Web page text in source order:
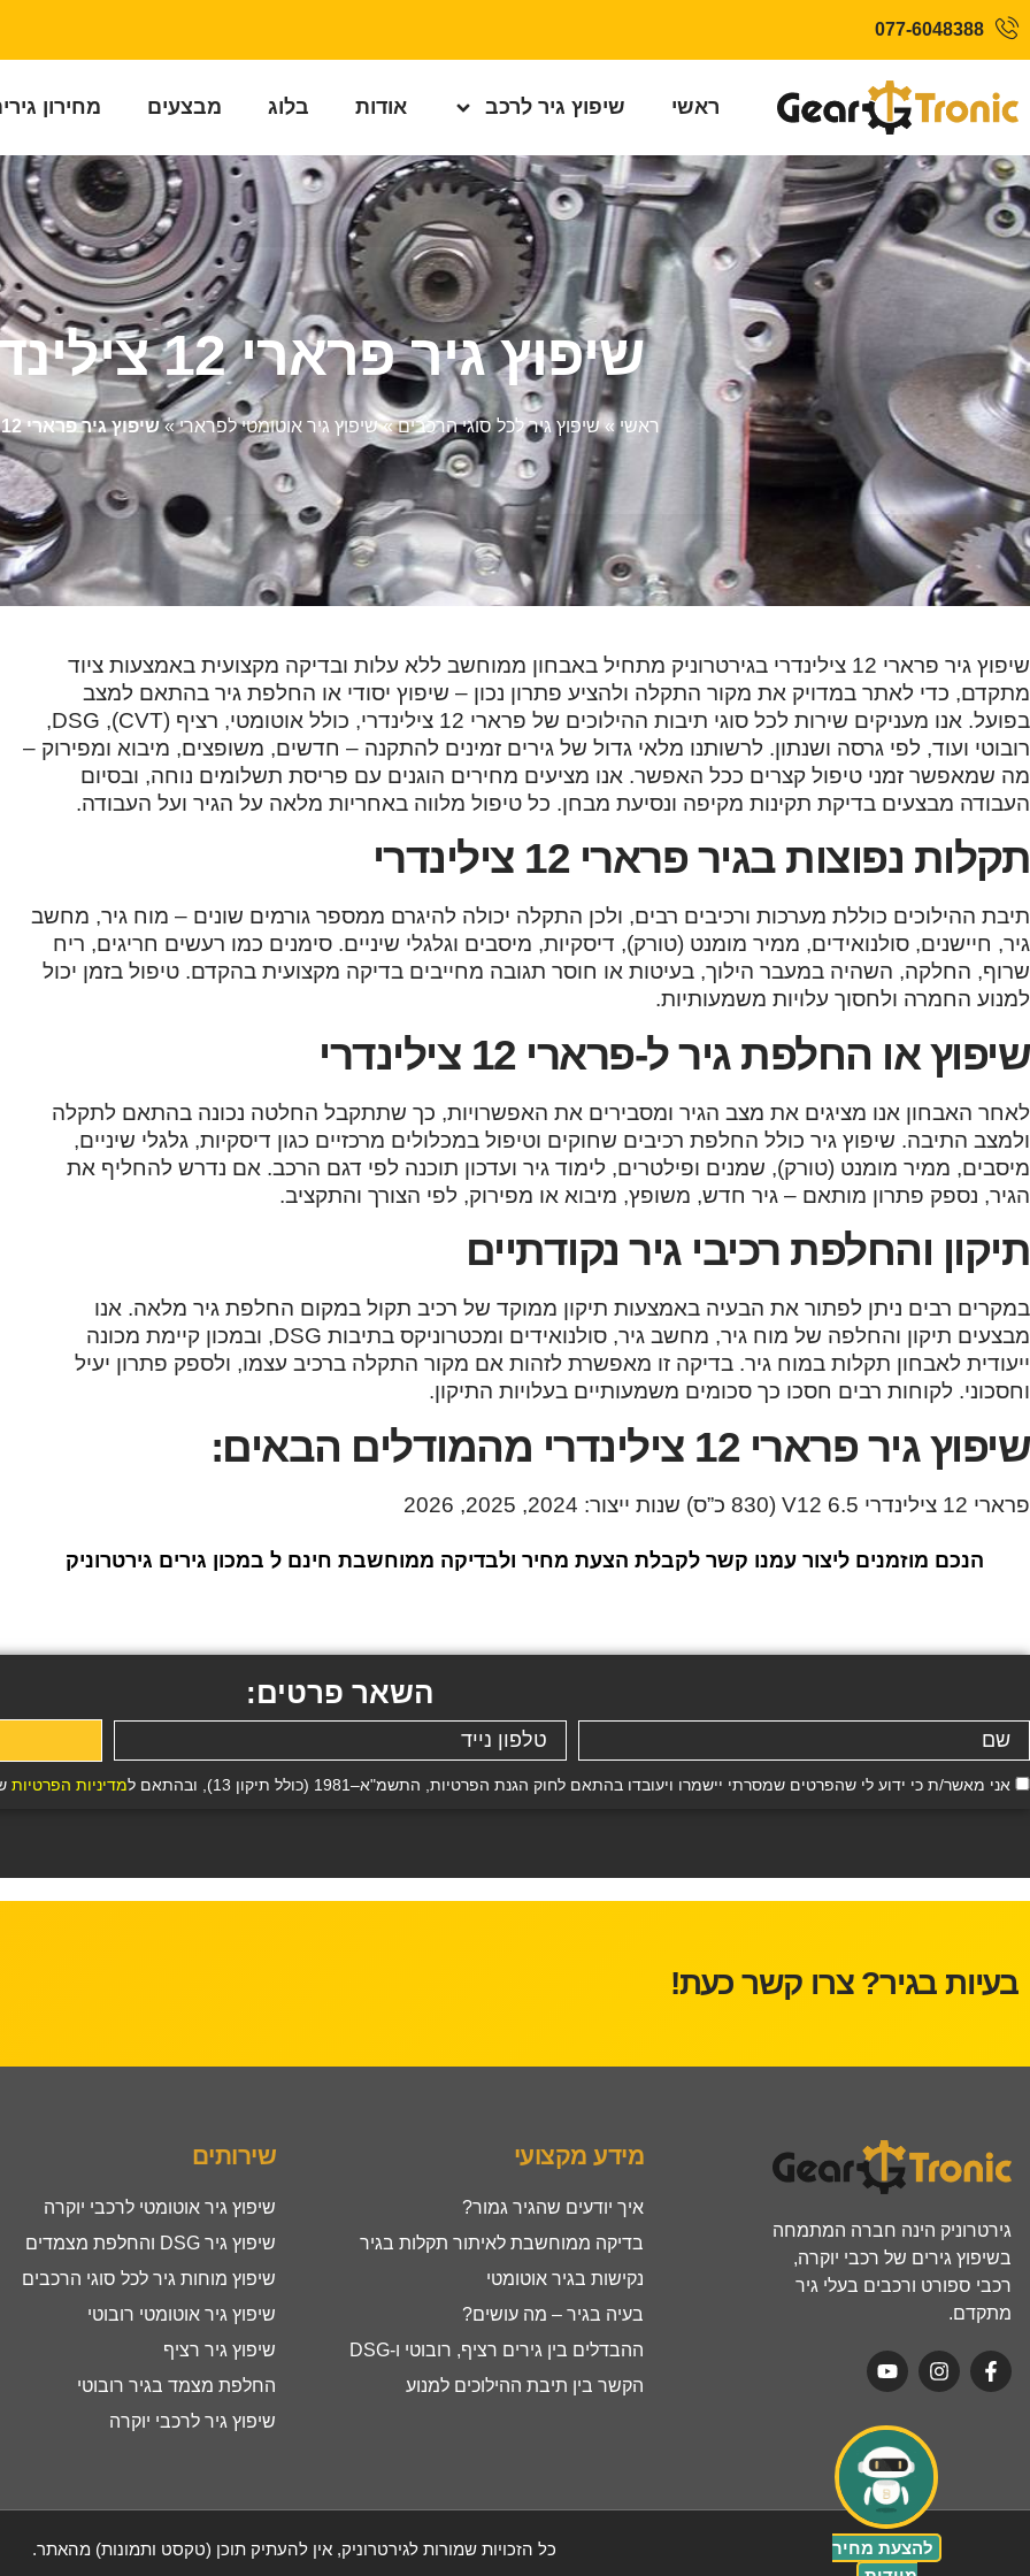
077-6048388
ראשי שיפוץ גיר לרכב אודות בלוג מבצעים מחירון
שיפוץ גיר פרארי 12 צילינדרי
ראשי »שיפוץ גיר לכל סוגי הרכבים»שיפוץ גיר אוטומטי לפרארי»שיפוץ גיר פרארי 12 צילינדרי
שיפוץ גיר פרארי 12 צילינדרי בגירטרוניק מתחיל באבחון ממוחשב ללא עלות ובדיקה מקצועית באמצעות ציוד
מתקדם, כדי לאתר במדויק את מקור התקלה ולהציע פתרון נכון – שיפוץ יסודי או החלפת גיר בהתאם למצב
בפועל. אנו מעניקים שירות לכל סוגי תיבות ההילוכים של פרארי 12 צילינדרי, כולל אוטומטי, רציף (CVT), DSG,
רובוטי ועוד, לפי גרסה ושנתון. לרשותנו מלאי גדול של גירים זמינים להתקנה – חדשים, משופצים, מיבוא ומפירוק –
מה שמאפשר זמני טיפול קצרים ככל האפשר. אנו מציעים מחירים הוגנים עם פריסת תשלומים נוחה, ובסיום
העבודה מבצעים בדיקת תקינות מקיפה ונסיעת מבחן. כל טיפול מלווה באחריות מלאה על הגיר ועל העבודה.
תקלות נפוצות בגיר פרארי 12 צילינדרי
תיבת ההילוכים כוללת מערכות ורכיבים רבים, ולכן התקלה יכולה להיגרם ממספר גורמים שונים – מוח גיר, מחשב
גיר, חיישנים, סולנואידים, ממיר מומנט (טורק), דיסקיות, מיסבים וגלגלי שיניים. סימנים כמו רעשים חריגים, ריח
שרוף, החלקה, השהיה במעבר הילוך, בעיטות או חוסר תגובה מחייבים בדיקה מקצועית בהקדם. טיפול בזמן יכול
למנוע החמרה ולחסוך עלויות משמעותיות.
שיפוץ או החלפת גיר ל-פרארי 12 צילינדרי
לאחר האבחון אנו מציגים את מצב הגיר ומסבירים את האפשרויות, כך שתתקבל החלטה נכונה בהתאם לתקלה
ולמצב התיבה. שיפוץ גיר כולל החלפת רכיבים שחוקים וטיפול במכלולים מרכזיים כגון דיסקיות, גלגלי שיניים,
מיסבים, ממיר מומנט (טורק), שמנים ופילטרים, לימוד גיר ועדכון תוכנה לפי דגם הרכב. אם נדרש להחליף את
הגיר, נספק פתרון מותאם – גיר חדש, משופץ, מיבוא או מפירוק, לפי הצורך והתקציב.
תיקון והחלפת רכיבי גיר נקודתיים
במקרים רבים ניתן לפתור את הבעיה באמצעות תיקון ממוקד של רכיב תקול במקום החלפת גיר מלאה. אנו
מבצעים תיקון והחלפה של מוח גיר, מחשב גיר, סולנואידים ומכטרוניקס בתיבות DSG, ובמכון קיימת מכונה
ייעודית לאבחון תקלות במוח גיר. בדיקה זו מאפשרת לזהות אם מקור התקלה ברכיב עצמו, ולספק פתרון יעיל
וחסכוני. לקוחות רבים חסכו כך סכומים משמעותיים בעלויות התיקון.
שיפוץ גיר פרארי 12 צילינדרי מהמודלים הבאים:
פרארי 12 צילינדרי V12 6.5 (830 כ”ס) שנות ייצור: 2024, 2025, 2026
הנכם מוזמנים ליצור עמנו קשר לקבלת הצעת מחיר ולבדיקה ממוחשבת חינם ל במכון גירים גירטרוניק
השאר פרטים:
אני מאשר/ת כי ידוע לי שהפרטים שמסרתי יישמרו ויעובדו בהתאם לחוק הגנת הפרטיות, התשמ"א–1981 (כולל תיקון 13), ובהתאם ל מדיניות הפרטיות
להצעת מחיר
בעיות בגיר? צרו קשר כעת!
גירטרוניק הינה חברה המתמחה
בשיפוץ גירים של רכבי יוקרה,
רכבי ספורט ורכבים בעלי גיר
מתקדם.
מידע מקצועי
איך יודעים שהגיר גמור?
בדיקה ממוחשבת לאיתור תקלות בגיר
נקישות בגיר אוטומטי
בעיה בגיר – מה עושים?
ההבדלים בין גירים רציף, רובוטי ו-DSG
הקשר בין תיבת ההילוכים למנוע
שירותים
שיפוץ גיר אוטומטי לרכבי יוקרה
שיפוץ גיר DSG והחלפת מצמדים
שיפוץ מוחות גיר לכל סוגי הרכבים
שיפוץ גיר אוטומטי רובוטי
שיפוץ גיר רציף
החלפת מצמד בגיר רובוטי
שיפוץ גיר לרכבי יוקרה
כל הזכויות שמורות לגירטרוניק, אין להעתיק תוכן (טקסט ותמונות) מהאתר.